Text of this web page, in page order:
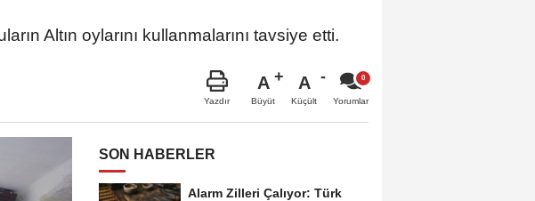
Altın oylarını kullanmalarını tavsiye etti.
Yazdır
A
Büyüt
A
Küçült Yorumlar
SON HABERLER
Alarm Zilleri Çalıyor: Türk